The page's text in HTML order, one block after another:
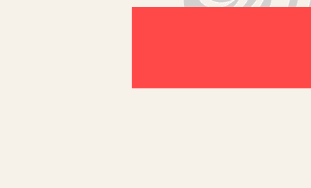
对程度好的同学，外加好句子两个。
第三、强化“三步生字学习法”。此
音、字形，这都在预习课文里进行，
的词语分析字意，初步学会口头应用